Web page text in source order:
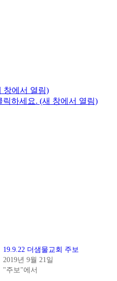
창에서 열림)
하세요. (새 창에서 열림)
19.9.22 더샘물교회 주보
2019년 9월 21일
"주보"에서